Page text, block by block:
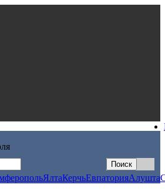
ЯлтаКерчьЕвпаторияАлушта